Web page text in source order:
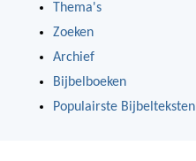
Thema's
Zoeken
Archief
Bijbelboeken
Populairste Bijbelteksten